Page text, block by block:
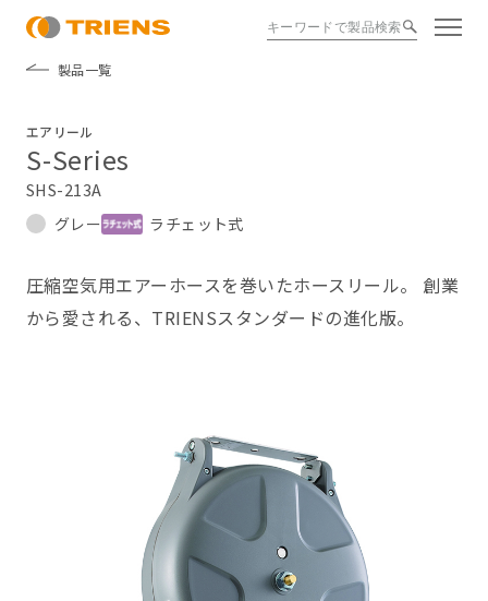
製品一覧
エアリール
S-Series
SHS-213A
グレー
ラチェット式
圧縮空気用エアーホースを巻いたホースリール。 創業
から愛される、TRIENSスタンダードの進化版。